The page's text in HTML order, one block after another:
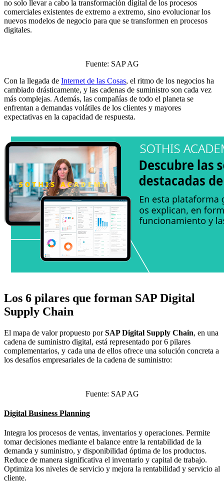
no solo llevar a cabo la transformación digital de los procesos
comerciales existentes de extremo a extremo, sino evolucionar los
nuevos modelos de negocio para que se transformen en procesos
digitales.
Fuente: SAP AG
Con la llegada de Internet de las Cosas, el ritmo de los negocios ha
cambiado drásticamente, y las cadenas de suministro son cada vez
más complejas. Además, las compañías de todo el planeta se
enfrentan a demandas volátiles de los clientes y mayores
expectativas en la capacidad de respuesta.
Los 6 pilares que forman SAP Digital
Supply Chain
El mapa de valor propuesto porSAP Digital Supply Chain, en una
cadena de suministro digital, está representado por 6 pilares
complementarios, y cada una de ellos ofrece una solución concreta a
los desafíos empresariales de la cadena de suministro:
Fuente: SAP AG
Digital Business Planning
Integra los procesos de ventas, inventarios y operaciones. Permite
tomar decisiones mediante el balance entre la rentabilidad de la
demanda y suministro, y disponibilidad óptima de los productos.
Reduce de manera significativa el inventario y capital de trabajo.
Optimiza los niveles de servicio y mejora la rentabilidad y servicio al
cliente.